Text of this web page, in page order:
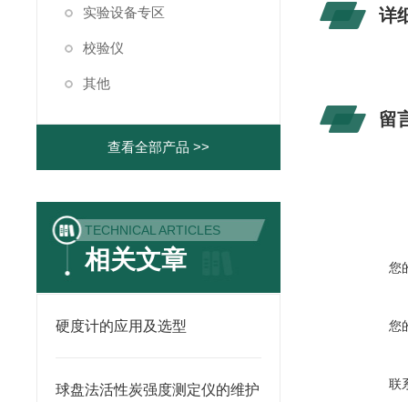
实验设备专区
校验仪
其他
查看全部产品 >>
TECHNICAL ARTICLES
相关文章
硬度计的应用及选型
球盘法活性炭强度测定仪的维护
详
留
您
您
联